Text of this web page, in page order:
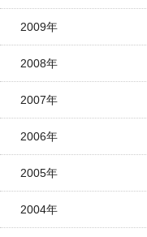
2009年
2008年
2007年
2006年
2005年
2004年